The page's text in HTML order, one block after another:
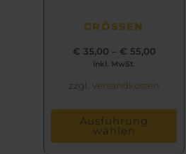
GRÖSSEN
€ 35,00 – € 55,00
inkl. MwSt.
zzgl. Versandkosten
Ausführung
wählen